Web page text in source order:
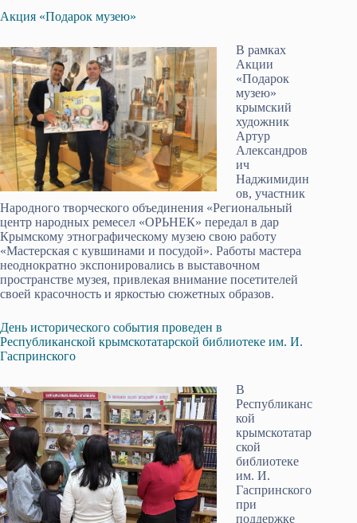
Акция «Подарок музею»
В рамках
Акции
«Подарок
музею»
крымский
художник
Артур
Александров
ич
Наджимидин
ов, участник
Народного творческого объединения «Региональный
центр народных ремесел «ОРЬНЕК» передал в дар
Крымскому этнографическому музею свою работу
«Мастерская с кувшинами и посудой». Работы мастера
неоднократно экспонировались в выставочном
пространстве музея, привлекая внимание посетителей
своей красочность и яркостью сюжетных образов.
День исторического события проведен в
Республиканской крымскотатарской библиотеке им. И.
Гаспринского
В
Республиканс
кой
крымскотатар
ской
библиотеке
им. И.
Гаспринского
при
поддержке